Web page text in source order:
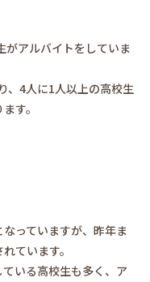
アルバイトをしていま
、4人に1人以上の高校生
す。
っていますが、昨年ま
ています。
いる高校生も多く、ア